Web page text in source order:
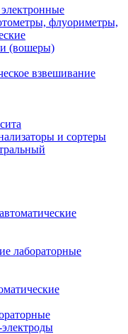
флуориметры,
(вошеры)
взвешивание
и сортеры
лабораторные